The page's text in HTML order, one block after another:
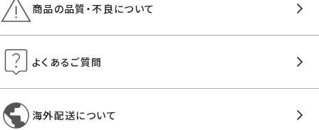
商品の品質・不良について
よくあるご質問
海外配送について